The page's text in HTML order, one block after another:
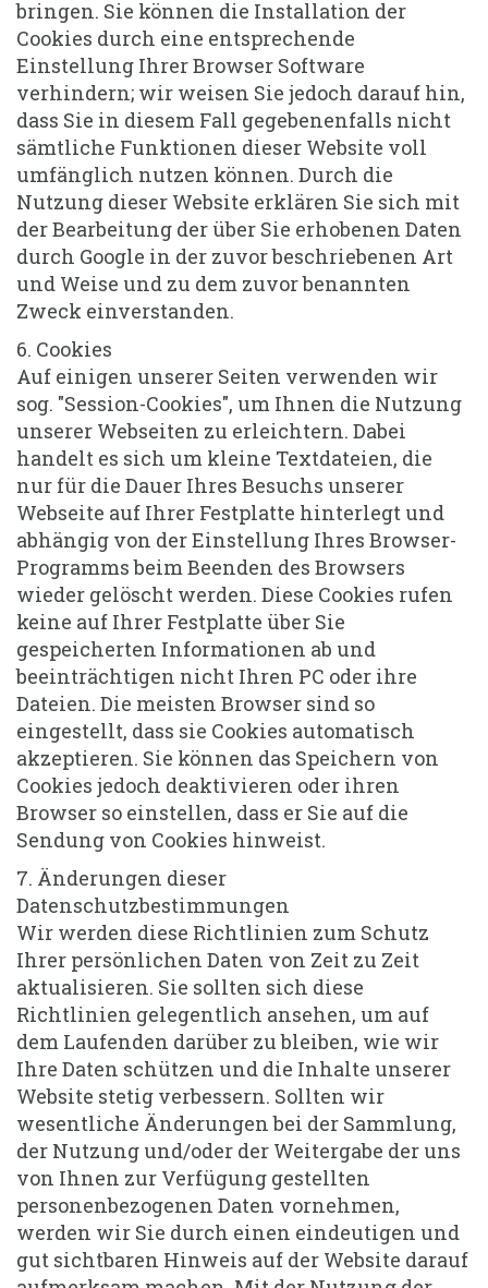
bringen. Sie können die Installation der
Cookies durch eine entsprechende
Einstellung Ihrer Browser Software
verhindern; wir weisen Sie jedoch darauf hin,
dass Sie in diesem Fall gegebenenfalls nicht
sämtliche Funktionen dieser Website voll
umfänglich nutzen können. Durch die
Nutzung dieser Website erklären Sie sich mit
der Bearbeitung der über Sie erhobenen Daten
durch Google in der zuvor beschriebenen Art
und Weise und zu dem zuvor benannten
Zweck einverstanden.
6. Cookies
Auf einigen unserer Seiten verwenden wir
sog. "Session-Cookies", um Ihnen die Nutzung
unserer Webseiten zu erleichtern. Dabei
handelt es sich um kleine Textdateien, die
nur für die Dauer Ihres Besuchs unserer
Webseite auf Ihrer Festplatte hinterlegt und
abhängig von der Einstellung Ihres Browser-
Programms beim Beenden des Browsers
wieder gelöscht werden. Diese Cookies rufen
keine auf Ihrer Festplatte über Sie
gespeicherten Informationen ab und
beeinträchtigen nicht Ihren PC oder ihre
Dateien. Die meisten Browser sind so
eingestellt, dass sie Cookies automatisch
akzeptieren. Sie können das Speichern von
Cookies jedoch deaktivieren oder ihren
Browser so einstellen, dass er Sie auf die
Sendung von Cookies hinweist.
7. Änderungen dieser
Datenschutzbestimmungen
Wir werden diese Richtlinien zum Schutz
Ihrer persönlichen Daten von Zeit zu Zeit
aktualisieren. Sie sollten sich diese
Richtlinien gelegentlich ansehen, um auf
dem Laufenden darüber zu bleiben, wie wir
Ihre Daten schützen und die Inhalte unserer
Website stetig verbessern. Sollten wir
wesentliche Änderungen bei der Sammlung,
der Nutzung und/oder der Weitergabe der uns
von Ihnen zur Verfügung gestellten
personenbezogenen Daten vornehmen,
werden wir Sie durch einen eindeutigen und
gut sichtbaren Hinweis auf der Website darauf